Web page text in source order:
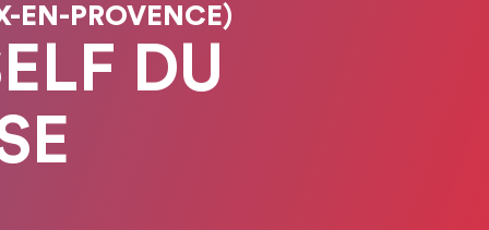
EN-PROVENCE)
DU